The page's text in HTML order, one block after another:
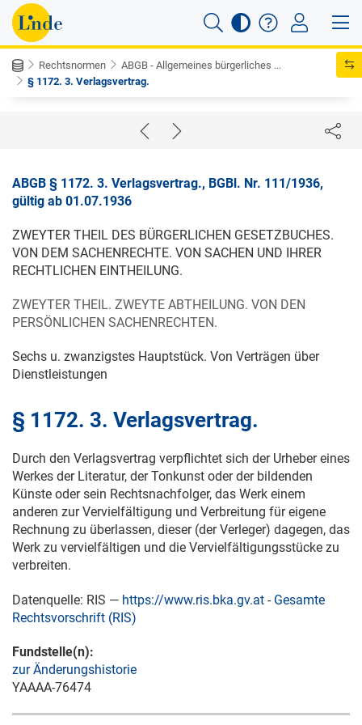
Rechtsnormen
ABGB - Allgemeines bürgerliches ...
§ 1172. 3. Verlagsvertrag.
ABGB § 1172. 3. Verlagsvertrag., BGBl. Nr. 111/1936,
gültig ab 01.07.1936
ZWEYTER THEIL DES BÜRGERLICHEN GESETZBUCHES.
VON DEM SACHENRECHTE. VON SACHEN UND IHRER
RECHTLICHEN EINTHEILUNG.
ZWEYTER THEIL. ZWEYTE ABTHEILUNG. VON DEN
PERSÖNLICHEN SACHENRECHTEN.
Sechs u. zwanzigstes Hauptstück. Von Verträgen über
Dienstleistungen
§ 1172. 3. Verlagsvertrag.
Durch den Verlagsvertrag verpflichtet sich der Urheber eines
Werkes der Literatur, der Tonkunst oder der bildenden
Künste oder sein Rechtsnachfolger, das Werk einem
anderen zur Vervielfältigung und Verbreitung für eigene
Rechnung zu überlassen, dieser (der Verleger) dagegen, das
Werk zu vervielfältigen und die Vervielfältigungsstücke zu
verbreiten.
Datenquelle: RIS — https://www.ris.bka.gv.at - Gesamte
Rechtsvorschrift (RIS)
Fundstelle(n):
zur Änderungshistorie
YAAAA-76474